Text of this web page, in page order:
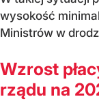
wysokość
Ministrów w
Wzrost
rządu na